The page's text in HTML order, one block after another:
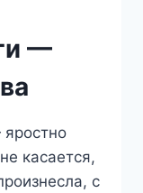
—
касается,
с